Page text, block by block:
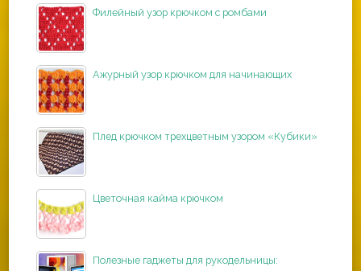
Филейный узор крючком с ромбами
Ажурный узор крючком для начинающих
Плед крючком трехцветным узором «Кубики»
Цветочная кайма крючком
Полезные гаджеты для рукодельницы: